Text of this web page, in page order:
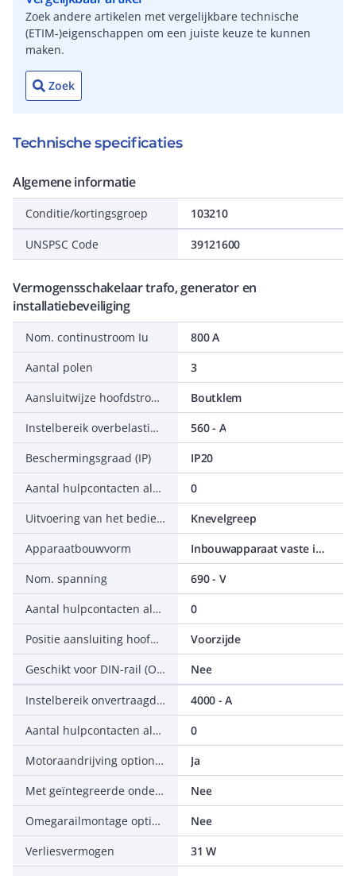
Zoek andere artikelen met vergelijkbare technische
(ETIM-)eigenschappen om een juiste keuze te kunnen
maken.
Zoek
Technische specificaties
Algemene informatie
Conditie/kortingsgroep 103210
UNSPSC Code 39121600
Vermogensschakelaar trafo, generator en
installatiebeveiliging
Nom. continustroom Iu
800 A
Aantal polen
3
Aansluitwijze hoofdstroomcircuit
Boutklem
Instelbereik overbelastingsbeveiliging
560 - A
Beschermingsgraad (IP)
IP20
Aantal hulpcontacten als maakcontact
0
Uitvoering van het bedieningselement
Knevelgreep
Apparaatbouwvorm
Inbouwapparaat vaste inbouw techniek
Nom. spanning
690 - V
Aantal hulpcontacten als verbreekcontact
0
Positie aansluiting hoofdstroomcircuit
Voorzijde
Geschikt voor DIN-rail (Omega-rail) montage
Nee
Instelbereik onvertraagde kortsluitbeveiliging
4000 - A
Aantal hulpcontacten als wisselcontact
0
Motoraandrijving optioneel
Ja
Met geïntegreerde onderspanningsspoel
Nee
Omegarailmontage optioneel
Nee
Verliesvermogen
31 W